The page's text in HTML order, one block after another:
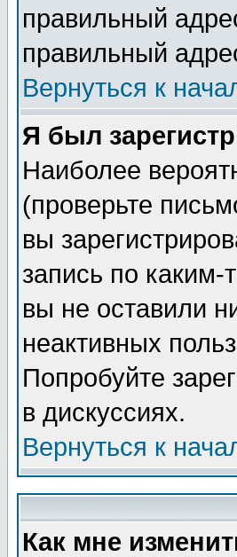
правильный
правильный
Вернуться к
Я был
Наиболее
(проверьте
вы
запись по
вы не оставили
неактивных
Попробуйте
в дискуссиях.
Вернуться к
Как мне